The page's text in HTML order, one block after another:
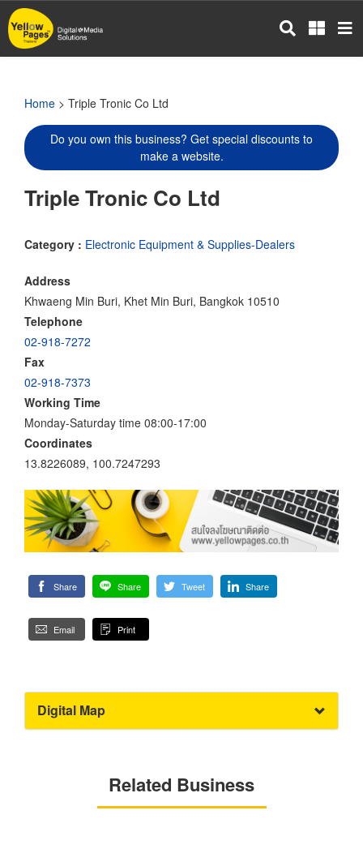
Skip
to
main
Home > Triple Tronic Co Ltd
Do you own this business? Get special discounts to
make a website.
Triple Tronic Co Ltd
Category : Electronic Equipment & Supplies-Dealers
Address
Khwaeng Min Buri, Khet Min Buri, Bangkok 10510
Telephone
02-918-7272
Fax
02-918-7373
Working Time
Monday-Saturday time 08:00-17:00
Coordinates
13.8226089, 100.7247293
Share Share Tweet Share
Email Print
Digital Map
Related Business